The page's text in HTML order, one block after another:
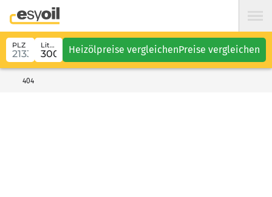
PLZ Liter Heizölpreise vergleichenPreise vergleichen
404